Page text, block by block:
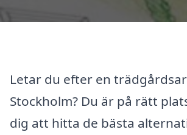
Letar du efter en
Stockholm? Du är på rätt
dig att hitta de bästa